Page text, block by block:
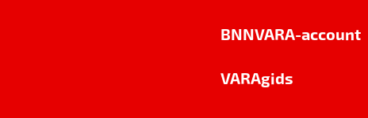
BNNVARA-account
VARAgids